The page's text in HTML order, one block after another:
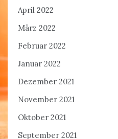
April 2022
März 2022
Februar 2022
Januar 2022
Dezember 2021
November 2021
Oktober 2021
September 2021